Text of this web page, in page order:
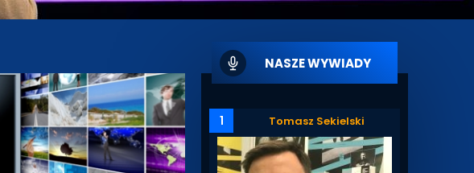
NASZE WYWIADY
1 Tomasz Sekielski